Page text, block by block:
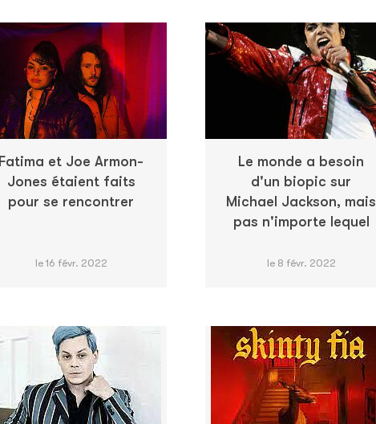
Fatima et Joe Armon-
Jones étaient faits
pour se rencontrer
le 16 févr. 2022
Le monde a besoin
d'un biopic sur
Michael Jackson, mais
pas n'importe lequel
le 8 févr. 2022